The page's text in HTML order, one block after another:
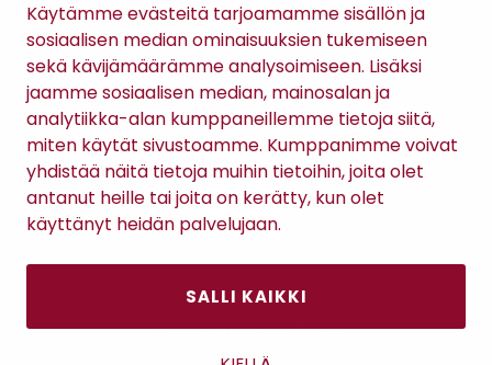
Käytämme evästeitä tarjoamamme sisällön ja
sosiaalisen median ominaisuuksien tukemiseen
sekä kävijämäärämme analysoimiseen. Lisäksi
jaamme sosiaalisen median, mainosalan ja
analytiikka-alan kumppaneillemme tietoja siitä,
miten käytät sivustoamme. Kumppanimme voivat
yhdistää näitä tietoja muihin tietoihin, joita olet
antanut heille tai joita on kerätty, kun olet
käyttänyt heidän palvelujaan.
SALLI KAIKKI
Antinkatu 17, 28100 Pori
Sopimusehdot
Tietosuojaseloste
Maksutavat